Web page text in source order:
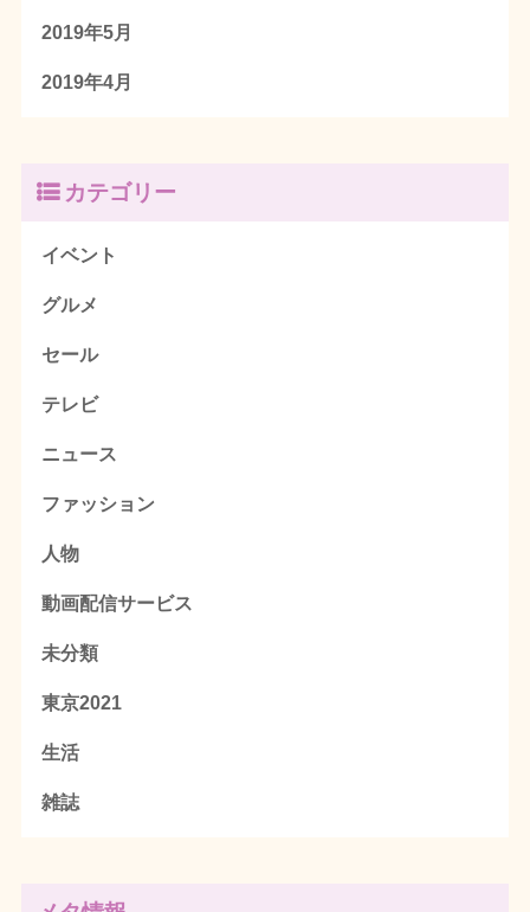
2019年5月
2019年4月
カテゴリー
イベント
グルメ
セール
テレビ
ニュース
ファッション
人物
動画配信サービス
未分類
東京2021
生活
雑誌